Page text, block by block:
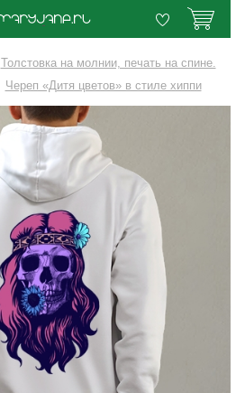
Толстовка на молнии, печать на спине.
Череп «Дитя цветов» в стиле хиппи